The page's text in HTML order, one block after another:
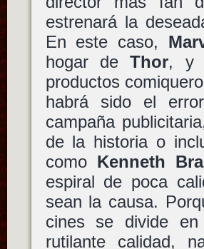
estrenará la
En este caso,
hogar deThor, y
productos
habrá sido el
campaña
de la historia o
como Kenneth
espiral de poca
sean la causa.
cines se divide
rutilante calidad,